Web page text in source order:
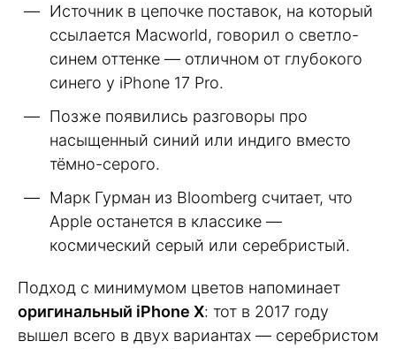
Источник в цепочке поставок, на который
ссылается Macworld, говорил о светло-
синем оттенке — отличном от глубокого
синего у iPhone 17 Pro.
Позже появились разговоры про
насыщенный синий или индиго вместо
тёмно-серого.
Марк Гурман из Bloomberg считает, что
Apple останется в классике —
космический серый или серебристый.
Подход с минимумом цветов напоминает
оригинальный iPhone X: тот в 2017 году
вышел всего в двух вариантах — серебристом